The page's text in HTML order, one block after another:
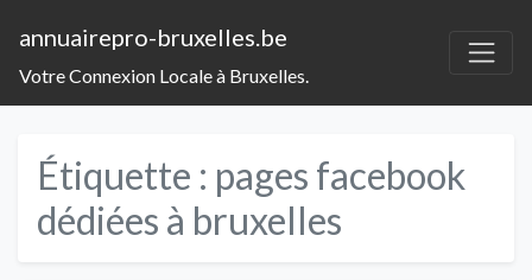
annuairepro-bruxelles.be
Votre Connexion Locale à Bruxelles.
Étiquette : pages facebook
dédiées à bruxelles